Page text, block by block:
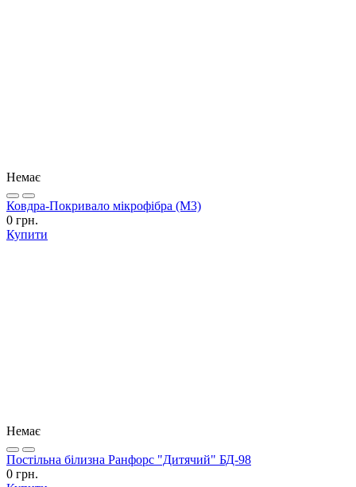
Немає
Ковдра-Покривало мікрофібра (М3)
0 грн.
Купити
Немає
Постільна білизна Ранфорс "Дитячий" БД-98
0 грн.